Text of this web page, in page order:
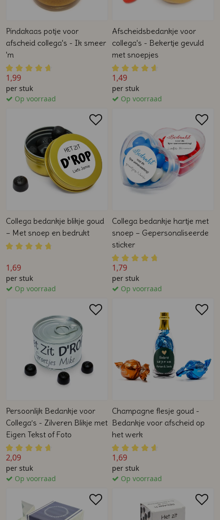
Pindakaas potje voor
afscheid collega's - Ik smeer
'm
1,99
per stuk
Op voorraad
Afscheidsbedankje voor
collega's - Bekertje gevuld
met snoepjes
1,49
per stuk
Op voorraad
Collega bedankje blikje goud
– Met snoep en bedrukt
1,69
per stuk
Op voorraad
Collega bedankje hartje met
snoep – Gepersonaliseerde
sticker
1,79
per stuk
Op voorraad
Persoonlijk Bedankje voor
Collega’s - Zilveren Blikje met
Eigen Tekst of Foto
2,09
per stuk
Op voorraad
Champagne flesje goud -
Bedankje voor afscheid op
het werk
1,69
per stuk
Op voorraad